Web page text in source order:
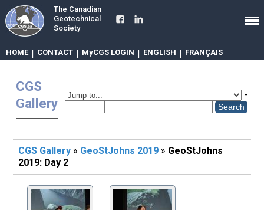
The Canadian
Geotechnical
Society
HOME | CONTACT | MyCGS LOGIN | ENGLISH | FRANÇAIS
CGS
Gallery
-
CGS Gallery » GeoStJohns 2019 » GeoStJohns
2019: Day 2